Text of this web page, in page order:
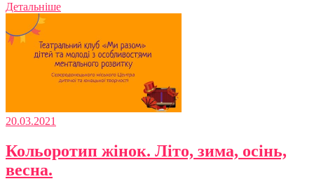
Детальніше
20.03.2021
Кольоротип жінок. Літо, зима, осінь,
весна.